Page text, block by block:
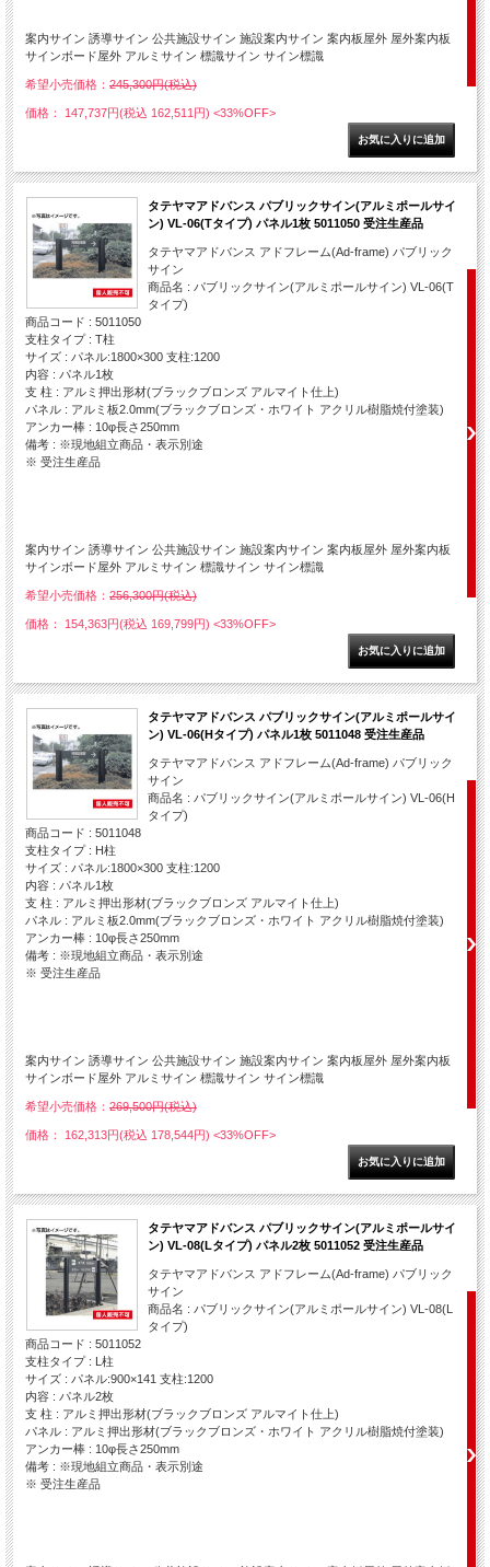
案内サイン 誘導サイン 公共施設サイン 施設案内サイン 案内板屋外 屋外案内板
サインボード屋外 アルミサイン 標識サイン サイン標識
希望小売価格： 245,300円(税込)
価格： 147,737円(税込 162,511円) <33%OFF>
タテヤマアドバンス パブリックサイン(アルミポールサイ
ン) VL-06(Tタイプ) パネル1枚 5011050 受注生産品
タテヤマアドバンス アドフレーム(Ad-frame) パブリック
サイン
商品名 : パブリックサイン(アルミポールサイン) VL-06(T
タイプ)
商品コード : 5011050
支柱タイプ : T柱
サイズ : パネル:1800×300 支柱:1200
内容 : パネル1枚
支 柱 : アルミ押出形材(ブラックブロンズ アルマイト仕上)
パネル : アルミ板2.0mm(ブラックブロンズ・ホワイト アクリル樹脂焼付塗装)
アンカー棒 : 10φ長さ250mm
備考 : ※現地組立商品・表示別途
※ 受注生産品
案内サイン 誘導サイン 公共施設サイン 施設案内サイン 案内板屋外 屋外案内板
サインボード屋外 アルミサイン 標識サイン サイン標識
希望小売価格： 256,300円(税込)
価格： 154,363円(税込 169,799円) <33%OFF>
タテヤマアドバンス パブリックサイン(アルミポールサイ
ン) VL-06(Hタイプ) パネル1枚 5011048 受注生産品
タテヤマアドバンス アドフレーム(Ad-frame) パブリック
サイン
商品名 : パブリックサイン(アルミポールサイン) VL-06(H
タイプ)
商品コード : 5011048
支柱タイプ : H柱
サイズ : パネル:1800×300 支柱:1200
内容 : パネル1枚
支 柱 : アルミ押出形材(ブラックブロンズ アルマイト仕上)
パネル : アルミ板2.0mm(ブラックブロンズ・ホワイト アクリル樹脂焼付塗装)
アンカー棒 : 10φ長さ250mm
備考 : ※現地組立商品・表示別途
※ 受注生産品
案内サイン 誘導サイン 公共施設サイン 施設案内サイン 案内板屋外 屋外案内板
サインボード屋外 アルミサイン 標識サイン サイン標識
希望小売価格： 269,500円(税込)
価格： 162,313円(税込 178,544円) <33%OFF>
タテヤマアドバンス パブリックサイン(アルミポールサイ
ン) VL-08(Lタイプ) パネル2枚 5011052 受注生産品
タテヤマアドバンス アドフレーム(Ad-frame) パブリック
サイン
商品名 : パブリックサイン(アルミポールサイン) VL-08(L
タイプ)
商品コード : 5011052
支柱タイプ : L柱
サイズ : パネル:900×141 支柱:1200
内容 : パネル2枚
支 柱 : アルミ押出形材(ブラックブロンズ アルマイト仕上)
パネル : アルミ押出形材(ブラックブロンズ・ホワイト アクリル樹脂焼付塗装)
アンカー棒 : 10φ長さ250mm
備考 : ※現地組立商品・表示別途
※ 受注生産品